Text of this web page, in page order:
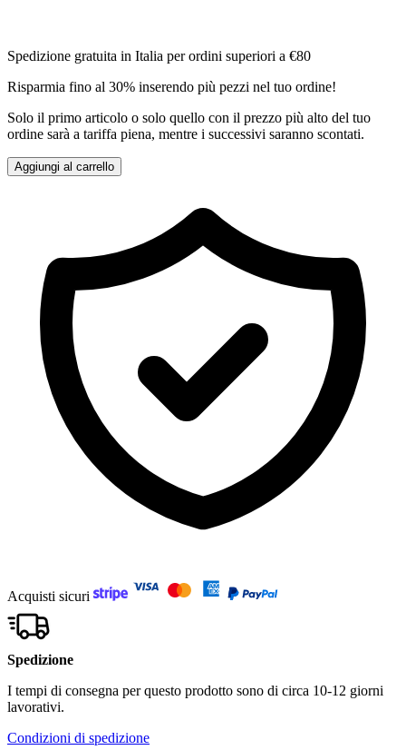
Spedizione gratuita in Italia per ordini superiori a €80
Risparmia fino al 30% inserendo più pezzi nel tuo ordine!
Solo il primo articolo o solo quello con il prezzo più alto del tuo
ordine sarà a tariffa piena, mentre i successivi saranno scontati.
Aggiungi al carrello
Acquisti sicuri
Spedizione
I tempi di consegna per questo prodotto sono di circa 10-12 giorni
lavorativi.
Condizioni di spedizione